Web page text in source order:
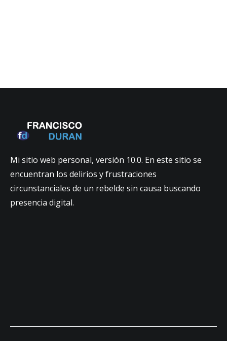
Mi sitio web personal, versión 10.0. En este sitio se
encuentran los delirios y frustraciones
circunstanciales de un rebelde sin causa buscando
presencia digital.